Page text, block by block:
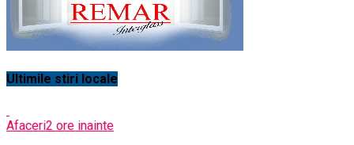
Ultimile stiri locale
Afaceri2 ore inainte